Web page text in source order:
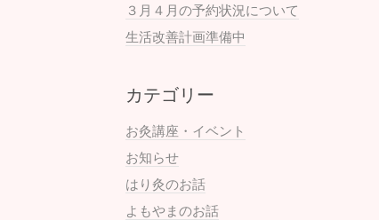
３月４月の予約状況について
生活改善計画準備中
カテゴリー
お灸講座・イベント
お知らせ
はり灸のお話
よもやまのお話